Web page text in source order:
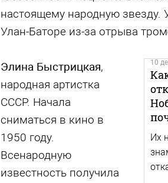
настоящему народную звезду.
Улан-Баторе из-за отрыва
10
Их
Элина Быстрицкая,
народная артистка
СССР. Начала
сниматься в кино в
1950 году.
Всенародную
известность получила